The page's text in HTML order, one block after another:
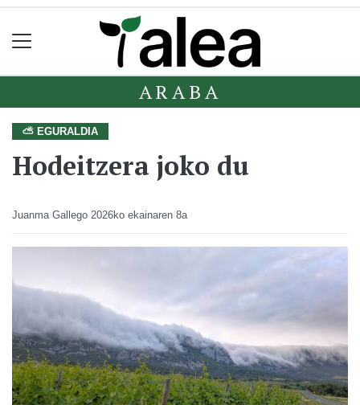
ARABA
⛅ EGURALDIA
Hodeitzera joko du
Juanma Gallego 2026ko ekainaren 8a